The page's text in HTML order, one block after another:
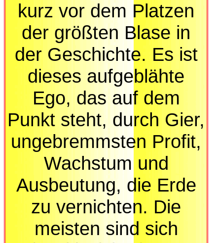
kurz vor dem Platzen
der größten Blase in
der Geschichte. Es ist
dieses aufgeblähte
Ego, das auf dem
Punkt steht, durch Gier,
ungebremmsten Profit,
Wachstum und
Ausbeutung, die Erde
zu vernichten. Die
meisten sind sich